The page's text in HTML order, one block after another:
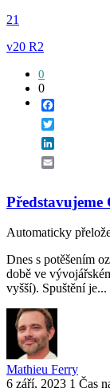
21
v20 R2
0
0
Představujeme
Automaticky
Dnes s potěšením
době ve
vyšší). Spuštění je...
Mathieu Ferry
6 září, 2023 1 Čas